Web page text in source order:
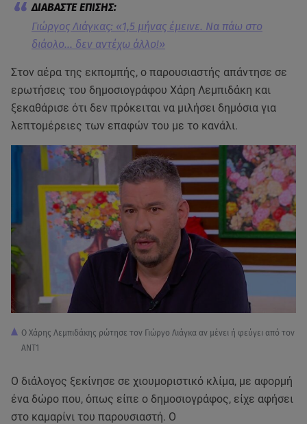
Γιώργος Λιάγκας: «1,5 μήνας έμεινε. Να πάω στο
διάολο... δεν αντέχω άλλο!»
Στον αέρα της εκπομπής, ο παρουσιαστής απάντησε σε
ερωτήσεις του δημοσιογράφου Χάρη Λεμπιδάκη και
ξεκαθάρισε ότι δεν πρόκειται να μιλήσει δημόσια για
λεπτομέρειες των επαφών του με το κανάλι.
Ο Χάρης Λεμπιδάκης ρώτησε τον Γιώργο Λιάγκα αν μένει ή φεύγει από τον
ΑΝΤ1
Ο διάλογος ξεκίνησε σε χιουμοριστικό κλίμα, με αφορμή
ένα δώρο που, όπως είπε ο δημοσιογράφος, είχε αφήσει
στο καμαρίνι του παρουσιαστή. Ο